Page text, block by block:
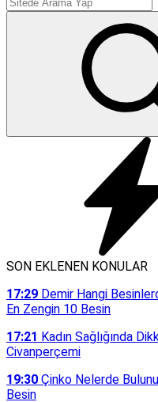
SON EKLENEN KONULAR
17:29 Demir Hangi
En Zengin 10 Besin
17:21 Kadın Sağlığında
Civanperçemi
19:30 Çinko Nelerde
Besin